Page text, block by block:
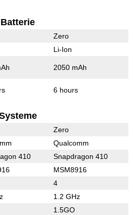
Batterie
Zero
Li-Ion
2050 mAh
6 hours
Zero
Qualcomm
410 Snapdragon 410
MSM8916
4
1.2 GHz
1.5GO